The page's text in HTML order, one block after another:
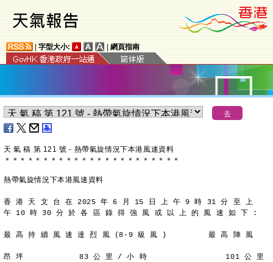
字型大小: 網頁指南
天 氣 稿 第 121 號 - 熱帶氣旋情況下本港風速資料
＊ ＊ ＊ ＊ ＊ ＊ ＊ ＊ ＊ ＊ ＊ ＊ ＊ ＊ ＊ ＊ ＊ ＊ ＊ ＊ ＊ ＊ ＊
熱帶氣旋情況下本港風速資料
香 港 天 文 台 在 2025 年 6 月 15 日 上 午 9 時 31 分 至 上
午 10 時 30 分 於 各 區 錄 得 強 風 或 以 上 的 風 速 如 下 :
最 高 持 續 風 速 達 烈 風 (8-9 級 風 )         最 高 陣 風
昂 坪            83 公 里 / 小 時                 101 公 里